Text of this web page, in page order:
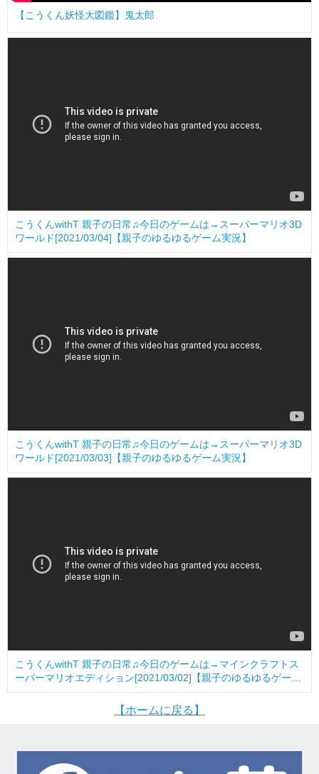
【こうくん妖怪大図鑑】鬼太郎
こうくんwithT 親子の日常♫今日のゲームは→スーパーマリオ3D
ワールド[2021/03/04]【親子のゆるゆるゲーム実況】
こうくんwithT 親子の日常♫今日のゲームは→スーパーマリオ3D
ワールド[2021/03/03]【親子のゆるゆるゲーム実況】
こうくんwithT 親子の日常♫今日のゲームは→マインクラフトス
ーパーマリオエディション[2021/03/02]【親子のゆるゆるゲーム
実況】
【ホームに戻る】